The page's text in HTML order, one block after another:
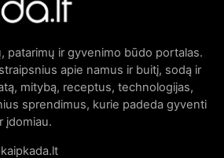
patarimų ir gyvenimo būdo portalas.
apie namus ir buitį, sodą ir
mitybą, receptus, technologijas,
sprendimus, kurie padeda gyventi
įdomiau.